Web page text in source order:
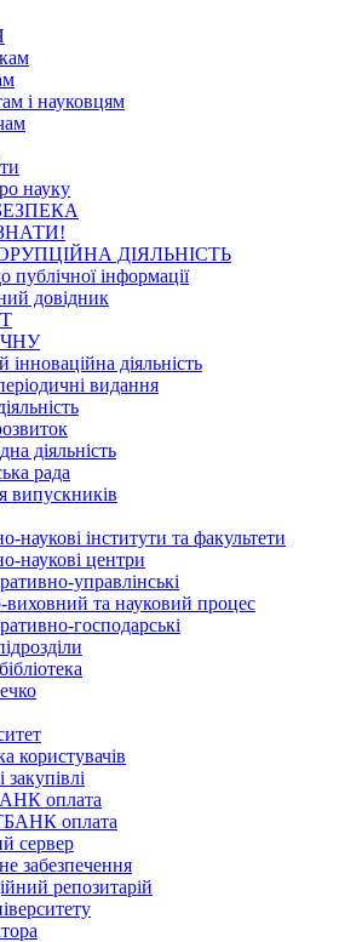
і науковцям
науку
ДІЯЛЬНІСТЬ
публічної інформації
довідник
ЧНУ
інноваційна діяльність
видання
діяльність
рада
випускників
наукові інститути та факультети
наукові центри
управлінські
виховний та науковий процес
господарські
користувачів
оплата
оплата
сервер
забезпечення
репозитарій